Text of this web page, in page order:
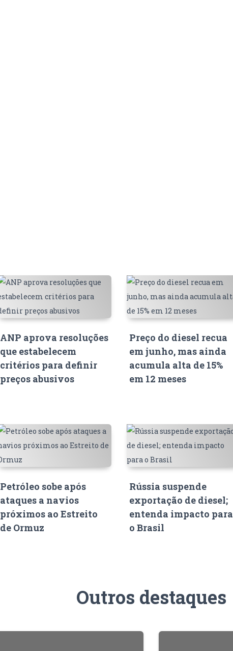
ANP aprova resoluções
que estabelecem
critérios para definir
preços abusivos
Preço do diesel recua
em junho, mas ainda
acumula alta de 15%
em 12 meses
Petróleo sobe após
ataques a navios
próximos ao Estreito
de Ormuz
Rússia suspende
exportação de diesel;
entenda impacto para
o Brasil
Outros destaques